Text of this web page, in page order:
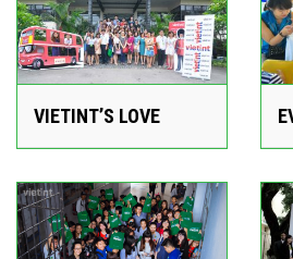
VIETINT’S LOVE